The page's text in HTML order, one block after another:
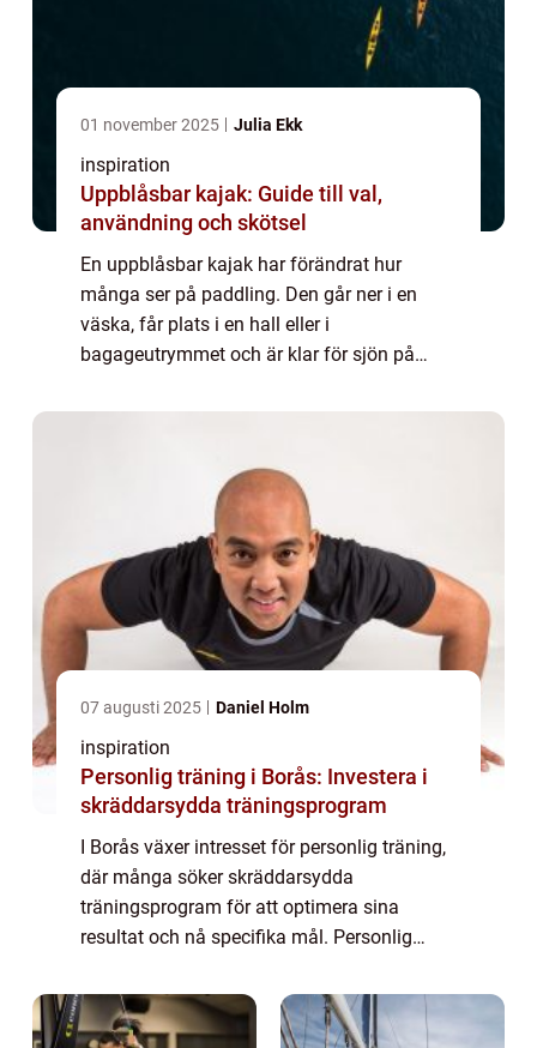
01 november 2025 Julia Ekk
inspiration
Uppblåsbar kajak: Guide till val,
användning och skötsel
En uppblåsbar kajak har förändrat hur
många ser på paddling. Den går ner i en
väska, får plats i en hall eller i
bagageutrymmet och är klar för sjön på
07 augusti 2025 Daniel Holm
inspiration
Personlig träning i Borås: Investera i
skräddarsydda träningsprogram
I Borås växer intresset för personlig träning,
där många söker skräddarsydda
träningsprogram för att optimera sina
resultat och nå specifika mål. Personlig